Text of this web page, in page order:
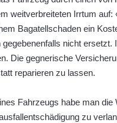
weitverbreiteten Irrtum auf:
Bagatellschaden ein
nicht ersetzt.
Die gegnerische
reparieren zu lassen.
Fahrzeugs habe man die
zu